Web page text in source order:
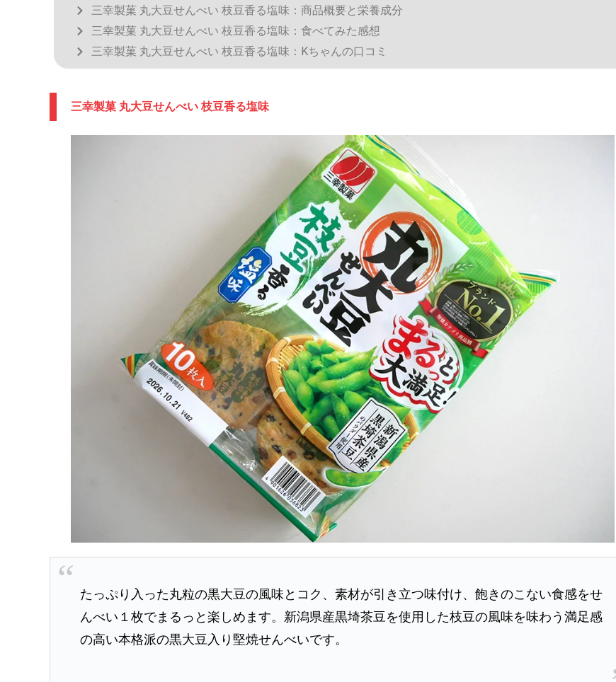
三幸製菓 丸大豆せんべい 枝豆香る塩味：商品概要と栄養成分
三幸製菓 丸大豆せんべい 枝豆香る塩味：食べてみた感想
三幸製菓 丸大豆せんべい 枝豆香る塩味：Kちゃんの口コミ
三幸製菓 丸大豆せんべい 枝豆香る塩味
たっぷり入った丸粒の黒大豆の風味とコク、素材が引き立つ味付け、飽きのこない食感をせ
んべい１枚でまるっと楽しめます。新潟県産黒埼茶豆を使用した枝豆の風味を味わう満足感
の高い本格派の黒大豆入り堅焼せんべいです。